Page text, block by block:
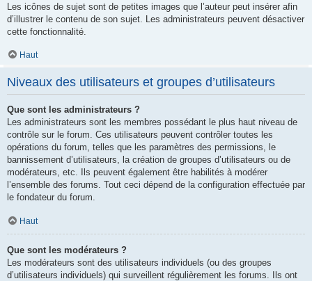
Les icônes de sujet sont de petites images que l’auteur peut insérer afin
d’illustrer le contenu de son sujet. Les administrateurs peuvent désactiver
cette fonctionnalité.
Haut
Niveaux des utilisateurs et groupes d’utilisateurs
Que sont les administrateurs ?
Les administrateurs sont les membres possédant le plus haut niveau de
contrôle sur le forum. Ces utilisateurs peuvent contrôler toutes les
opérations du forum, telles que les paramètres des permissions, le
bannissement d’utilisateurs, la création de groupes d’utilisateurs ou de
modérateurs, etc. Ils peuvent également être habilités à modérer
l’ensemble des forums. Tout ceci dépend de la configuration effectuée par
le fondateur du forum.
Haut
Que sont les modérateurs ?
Les modérateurs sont des utilisateurs individuels (ou des groupes
d’utilisateurs individuels) qui surveillent régulièrement les forums. Ils ont